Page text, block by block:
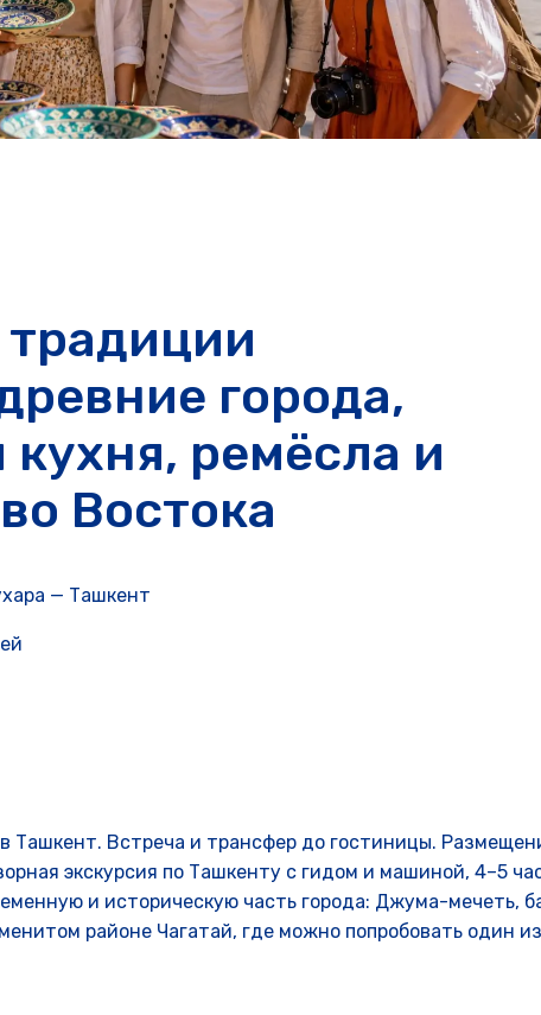
города,
ремёсла и
Востока
— Ташкент
Ташкент. Встреча и трансфер до гостиницы.
экскурсия по Ташкенту с гидом и машиной, 4–5
и историческую часть города: Джума-мечеть,
районе Чагатай, где можно попробовать один из